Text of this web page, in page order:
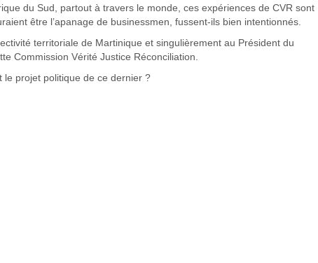
du Sud, partout à travers le monde, ces expériences de CVR sont
être l’apanage de businessmen, fussent-ils bien intentionnés.
territoriale de Martinique et singulièrement au Président du
Commission Vérité Justice Réconciliation.
le projet politique de ce dernier ?